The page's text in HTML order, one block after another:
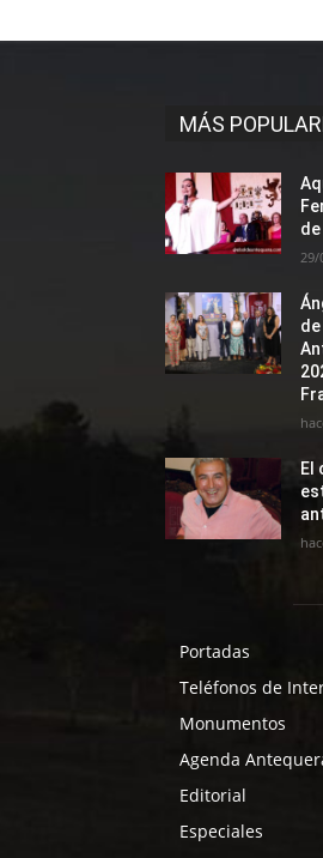
MÁS
29/
El
Portadas
Teléfonos de
Monumentos
Agenda
Editorial
Especiales